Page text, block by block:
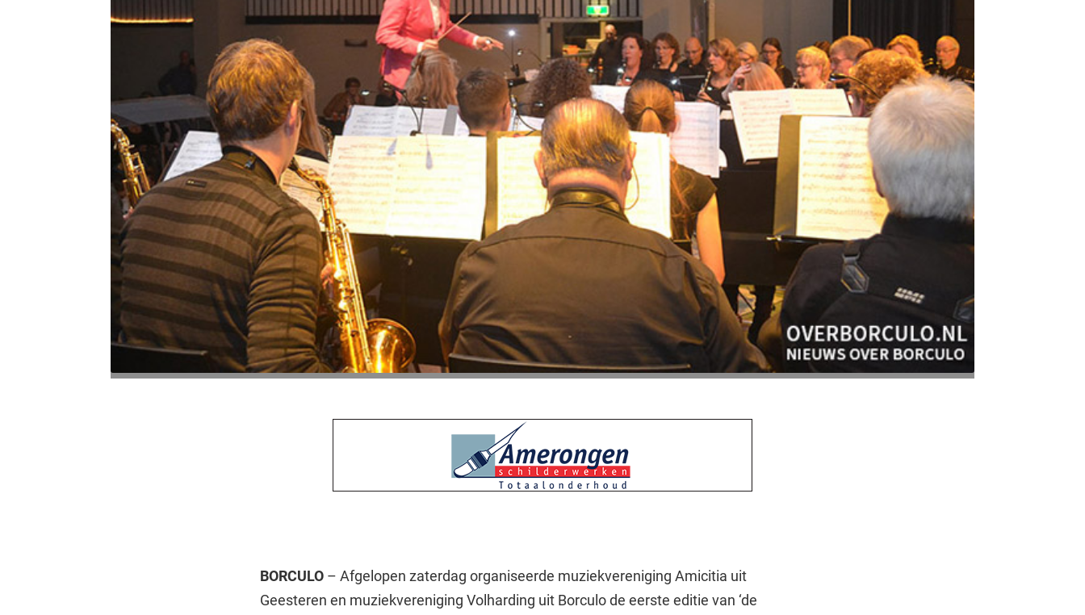
BORCULO – Afgelopen zaterdag organiseerde muziekvereniging Amicitia uit
Geesteren en muziekvereniging Volharding uit Borculo de eerste editie van ‘de